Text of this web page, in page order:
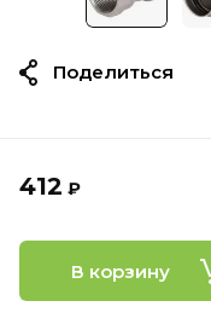
412 ₽
В корзину
Поделиться